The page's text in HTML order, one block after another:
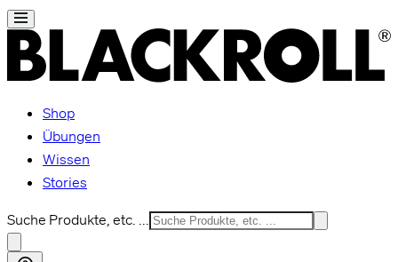
Shop
Übungen
Wissen
Stories
Suche Produkte, etc. ...